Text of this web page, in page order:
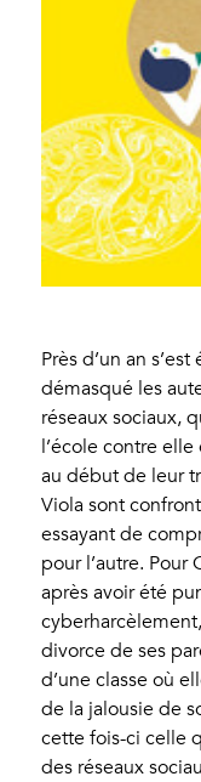
Près d’un an
démasqué les
réseaux sociaux,
l’école contre
au début de leur
Viola sont
essayant de
pour l’autre. Pour
après avoir été
divorce de ses
d’une classe où
de la jalousie de
cette fois-ci celle
des réseaux